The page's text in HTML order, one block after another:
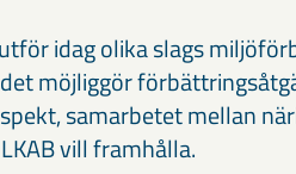
idag olika slags
möjliggör
samarbetet mellan
vill framhålla.